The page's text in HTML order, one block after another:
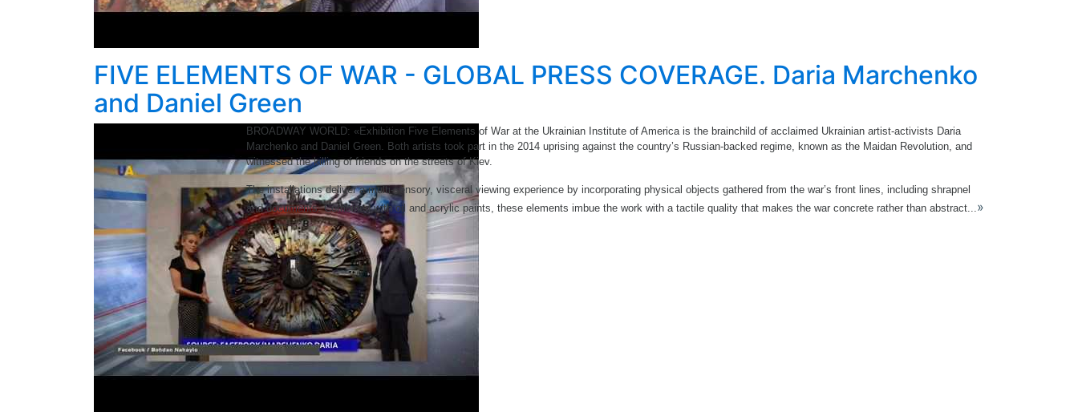
FIVE ELEMENTS OF WAR - GLOBAL PRESS COVERAGE. Daria Marchenko
and Daniel Green
BROADWAY WORLD: «Exhibition Five Elements of War at the Ukrainian Institute of America is the brainchild of acclaimed Ukrainian artist-activists Daria
Marchenko and Daniel Green. Both artists took part in the 2014 uprising against the country’s Russian-backed regime, known as the Maidan Revolution, and
witnessed the killing of friends on the streets of Kiev.
The installations deliver a multi-sensory, visceral viewing experience by incorporating physical objects gathered from the war’s front lines, including shrapnel
and documents. Combined with oil and acrylic paints, these elements imbue the work with a tactile quality that makes the war concrete rather than abstract...»